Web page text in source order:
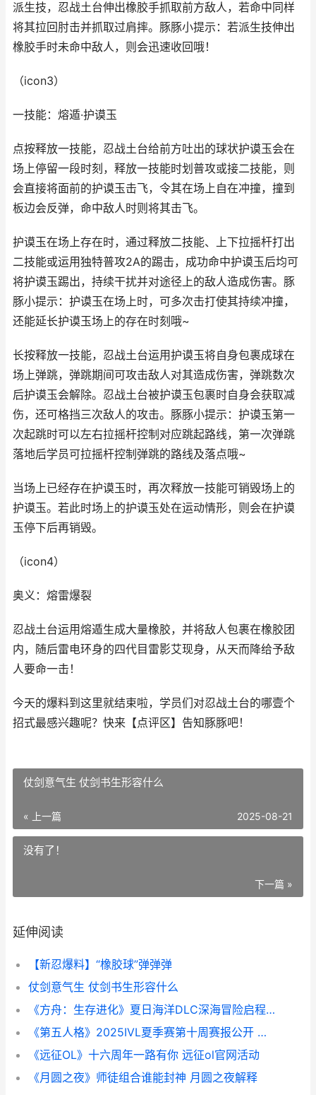
派生技，忍战土台伸出橡胶手抓取前方敌人，若命中同样
将其拉回肘击并抓取过肩摔。豚豚小提示：若派生技伸出
橡胶手时未命中敌人，则会迅速收回哦！
（icon3）
一技能：熔遁·护谟玉
点按释放一技能，忍战土台给前方吐出的球状护谟玉会在
场上停留一段时刻，释放一技能时划普攻或接二技能，则
会直接将面前的护谟玉击飞，令其在场上自在冲撞，撞到
板边会反弹，命中敌人时则将其击飞。
护谟玉在场上存在时，通过释放二技能、上下拉摇杆打出
二技能或运用独特普攻2A的踢击，成功命中护谟玉后均可
将护谟玉踢出，持续干扰并对途径上的敌人造成伤害。豚
豚小提示：护谟玉在场上时，可多次击打使其持续冲撞，
还能延长护谟玉场上的存在时刻哦~
长按释放一技能，忍战土台运用护谟玉将自身包裹成球在
场上弹跳，弹跳期间可攻击敌人对其造成伤害，弹跳数次
后护谟玉会解除。忍战土台被护谟玉包裹时自身会获取减
伤，还可格挡三次敌人的攻击。豚豚小提示：护谟玉第一
次起跳时可以左右拉摇杆控制对应跳起路线，第一次弹跳
落地后学员可拉摇杆控制弹跳的路线及落点哦~
当场上已经存在护谟玉时，再次释放一技能可销毁场上的
护谟玉。若此时场上的护谟玉处在运动情形，则会在护谟
玉停下后再销毁。
（icon4）
奥义：熔雷爆裂
忍战土台运用熔遁生成大量橡胶，并将敌人包裹在橡胶团
内，随后雷电环身的四代目雷影艾现身，从天而降给予敌
人要命一击！
今天的爆料到这里就结束啦，学员们对忍战土台的哪壹个
招式最感兴趣呢？快来【点评区】告知豚豚吧！
仗剑意气生 仗剑书生形容什么
« 上一篇 2025-08-21
没有了！
下一篇 »
延伸阅读
【新忍爆料】“橡胶球”弹弹弹
仗剑意气生 仗剑书生形容什么
《方舟：生存进化》夏日海洋DLC深海冒险启程 方舟生存进化仙境
《第五人格》2025IVL夏季赛第十周赛报公开 第五人格2026年年限是什么
《远征OL》十六周年一路有你 远征ol官网活动
《月圆之夜》师徒组合谁能封神 月圆之夜解释